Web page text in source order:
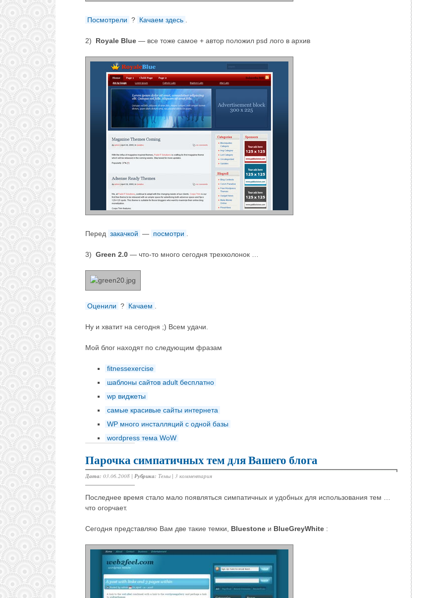
Посмотрели ? Качаем здесь
2) Royale Blue — все тоже самое + автор положил psd лого в архив
Перед закачкой — посмотри
3) Green 2.0 — что-то много сегодня трехколонок …
Оценили ? Качаем
Ну и хватит на сегодня ;) Всем удачи.
Мой блог находят по следующим фразам
fitnessexercise
шаблоны сайтов adult бесплатно
wp виджеты
самые красивые сайты интернета
WP много инсталляций с одной базы
wordpress тема WoW
Парочка симпатичных тем для Вашего блога
Дата: 03.06.2008 | Рубрика: Темы | 3 комментария
Последнее время стало мало появляться симпатичных и удобных для использования тем …
что огорчает.
Сегодня представляю Вам две такие темки, Bluestone и BlueGreyWhite :